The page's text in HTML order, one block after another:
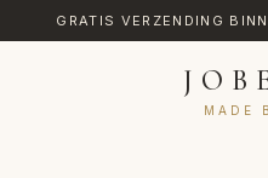
GRATIS VERZENDING
MADE